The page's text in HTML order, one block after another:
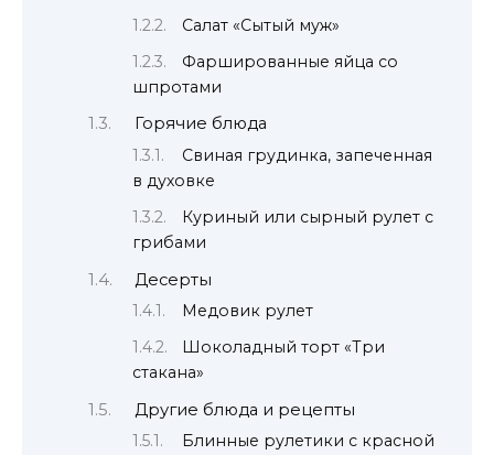
Салат «Сытый муж»
Фаршированные яйца со
шпротами
Горячие блюда
Свиная грудинка, запеченная
в духовке
Куриный или сырный рулет с
грибами
Десерты
Медовик рулет
Шоколадный торт «Три
стакана»
Другие блюда и рецепты
Блинные рулетики с красной